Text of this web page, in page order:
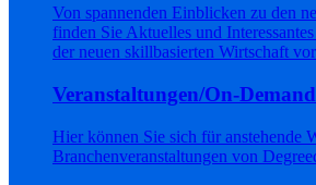
Von spannenden Einblicken zu den
finden Sie Aktuelles und
der neuen skillbasierten Wirtschaft
Veranstaltungen/On-Demand
Hier können Sie sich für anstehende
Branchenveranstaltungen von